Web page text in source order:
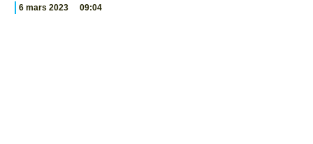
6 mars 2023 09:04